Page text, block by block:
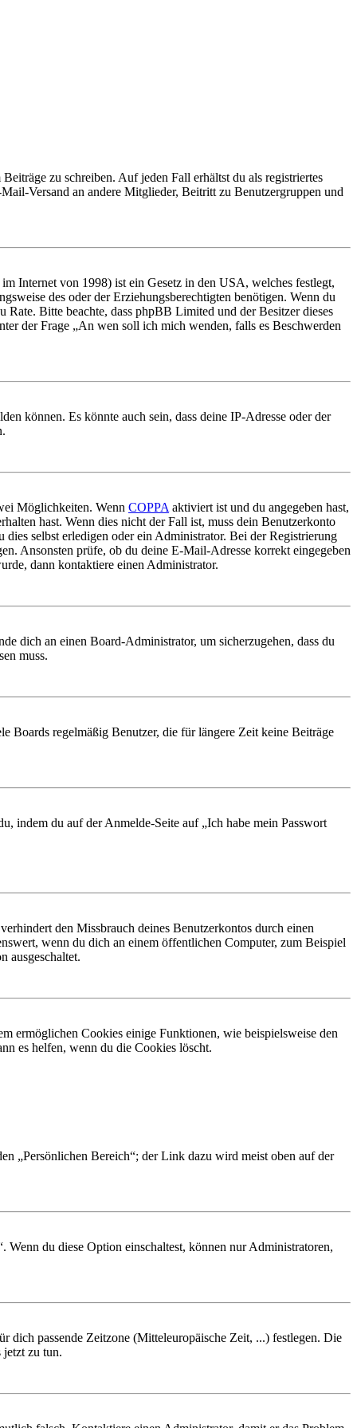
zu schreiben. Auf jeden Fall erhältst du als registriertes
Versand an andere Mitglieder, Beitritt zu Benutzergruppen und
Internet von 1998) ist ein Gesetz in den USA, welches festlegt,
des oder der Erziehungsberechtigten benötigen. Wenn du
Bitte beachte, dass phpBB Limited und der Besitzer dieses
der Frage „An wen soll ich mich wenden, falls es Beschwerden
können. Es könnte auch sein, dass deine IP-Adresse oder der
Möglichkeiten. Wenn COPPA aktiviert ist und du angegeben hast,
hast. Wenn dies nicht der Fall ist, muss dein Benutzerkonto
selbst erledigen oder ein Administrator. Bei der Registrierung
Ansonsten prüfe, ob du deine E-Mail-Adresse korrekt eingegeben
dann kontaktiere einen Administrator.
dich an einen Board-Administrator, um sicherzugehen, dass du
muss.
Boards regelmäßig Benutzer, die für längere Zeit keine Beiträge
indem du auf der Anmelde-Seite auf „Ich habe mein Passwort
den Missbrauch deines Benutzerkontos durch einen
wenn du dich an einem öffentlichen Computer, zum Beispiel
ausgeschaltet.
ermöglichen Cookies einige Funktionen, wie beispielsweise den
es helfen, wenn du die Cookies löscht.
„Persönlichen Bereich“; der Link dazu wird meist oben auf der
du diese Option einschaltest, können nur Administratoren,
dich passende Zeitzone (Mitteleuropäische Zeit, ...) festlegen. Die
jetzt zu tun.